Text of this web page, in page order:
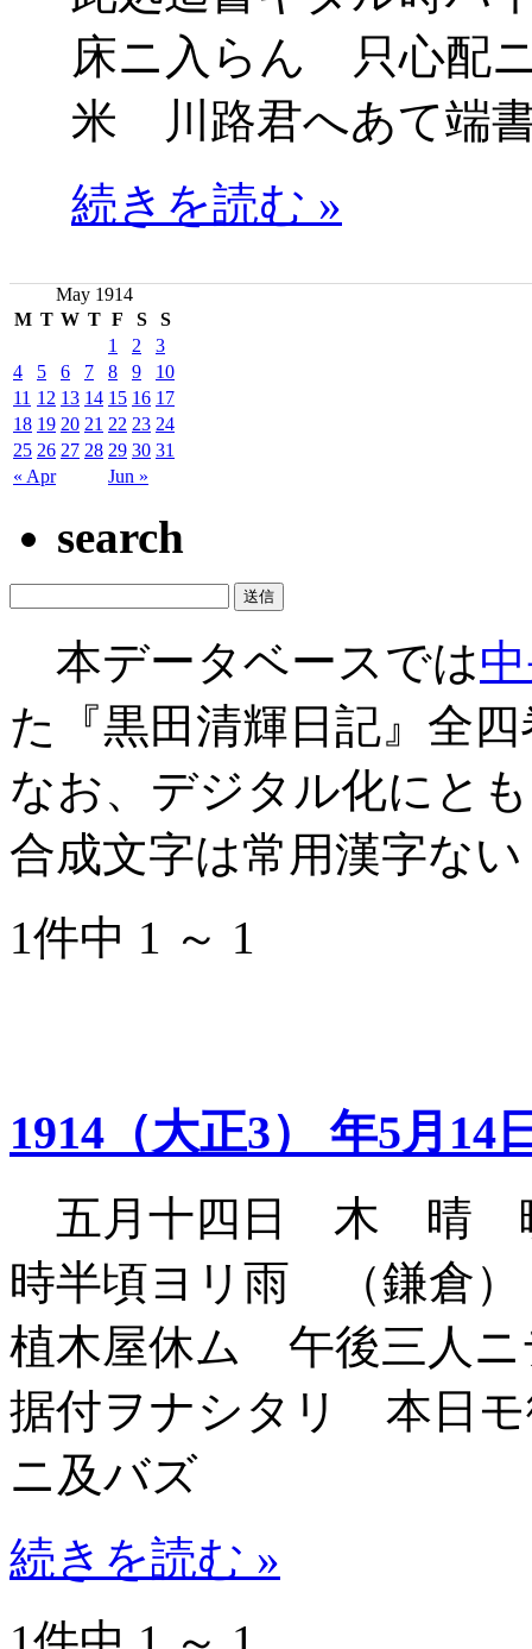
床ニ入らん 只心配
米 川路君へあて端
続きを読む »
May 1914
M T W T F S S
« Apr Jun »
1 2
3
4
5 6 7 8 9
10
11 12 13 14 15 16 17
18 19 20 21 22 23 24
25 26 27 28 29 30 31
search
本データベースでは
た『黒田清輝日記』全
なお、デジタル化にと
合成文字は常用漢字な
1件中 1 ～ 1
1914（大正3） 年5月14
五月十四日 木 晴
時半頃ヨリ雨 （鎌倉
植木屋休ム 午後三人ニ
据付ヲナシタリ 本日
ニ及バズ
続きを読む »